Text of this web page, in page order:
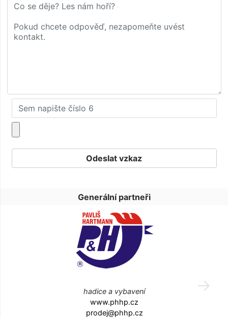
Generální partneři
hadice a vybavení
www.phhp.cz
prodej@phhp.cz